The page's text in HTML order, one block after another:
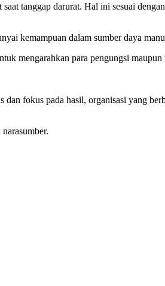
tanggap darurat. Hal ini sesuai
kemampuan dalam sumber daya
mengarahkan para pengungsi
fokus pada hasil, organisasi yang